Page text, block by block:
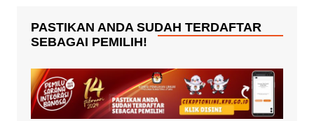
PASTIKAN ANDA SUDAH TERDAFTAR
SEBAGAI PEMILIH!